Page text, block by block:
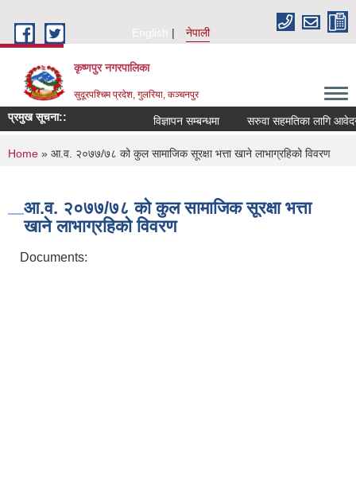
English
नेपाली
कृष्णपुर नगरपालिका
सुदूरपश्चिम प्रदेश, गुलरिया, कञ्चनपुर
प्रमुख सूचना:: विज्ञापन सम्बन्धमा सरुवा सहमतिका लागि
You are here
Home » आ.व. २०७७/७८ को कुल सामाजिक सूरक्षा भत्ता खाने लाभाग्रहिको विवरण
आ.व. २०७७/७८ को कुल सामाजिक सूरक्षा भत्ता
खाने लाभाग्रहिको विवरण
Documents: